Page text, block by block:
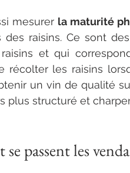
mesurer la maturité
des raisins. Ce sont
et qui
récolter les raisins
un vin de qualité
plus structuré et
passent les